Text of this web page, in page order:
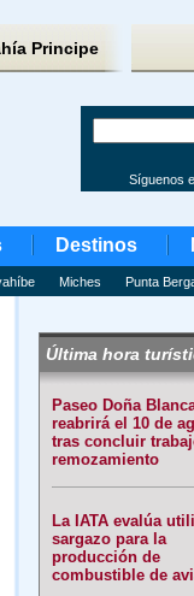
Principe
Síguenos
Destinos
Miches Punta
Última hora
Paseo Doña
reabrirá el 10 de
tras concluir
remozamiento
La IATA evalúa
sargazo para la
producción de
combustible de